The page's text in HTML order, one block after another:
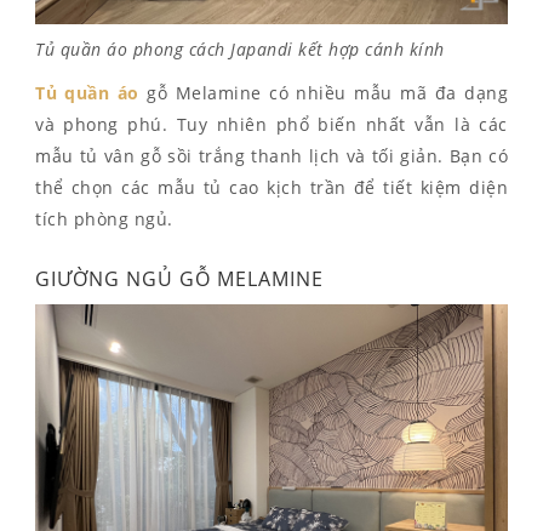
Tủ quần áo phong cách Japandi kết hợp cánh kính
Tủ quần áo gỗ Melamine có nhiều mẫu mã đa dạng
và phong phú. Tuy nhiên phổ biến nhất vẫn là các
mẫu tủ vân gỗ sồi trắng thanh lịch và tối giản. Bạn có
thể chọn các mẫu tủ cao kịch trần để tiết kiệm diện
tích phòng ngủ.
GIƯỜNG NGỦ GỖ MELAMINE